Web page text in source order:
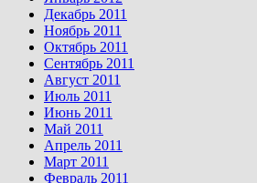
Декабрь 2011
Ноябрь 2011
Октябрь 2011
Сентябрь 2011
Август 2011
Июль 2011
Июнь 2011
Май 2011
Апрель 2011
Март 2011
Февраль 2011